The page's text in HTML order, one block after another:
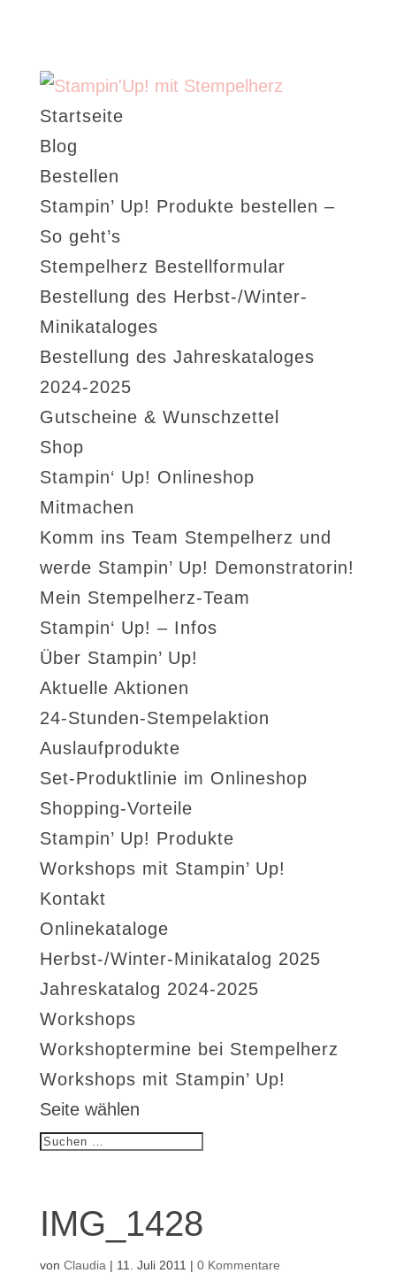
Startseite
Blog
Bestellen
Stampin’ Up! Produkte bestellen –
So geht’s
Stempelherz Bestellformular
Bestellung des Herbst-/Winter-
Minikataloges
Bestellung des Jahreskataloges
2024-2025
Gutscheine & Wunschzettel
Shop
Stampin‘ Up! Onlineshop
Mitmachen
Komm ins Team Stempelherz und
werde Stampin’ Up! Demonstratorin!
Mein Stempelherz-Team
Stampin‘ Up! – Infos
Über Stampin’ Up!
Aktuelle Aktionen
24-Stunden-Stempelaktion
Auslaufprodukte
Set-Produktlinie im Onlineshop
Shopping-Vorteile
Stampin’ Up! Produkte
Workshops mit Stampin’ Up!
Kontakt
Onlinekataloge
Herbst-/Winter-Minikatalog 2025
Jahreskatalog 2024-2025
Workshops
Workshoptermine bei Stempelherz
Workshops mit Stampin’ Up!
Seite wählen
IMG_1428
von Claudia | 11. Juli 2011 | 0 Kommentare